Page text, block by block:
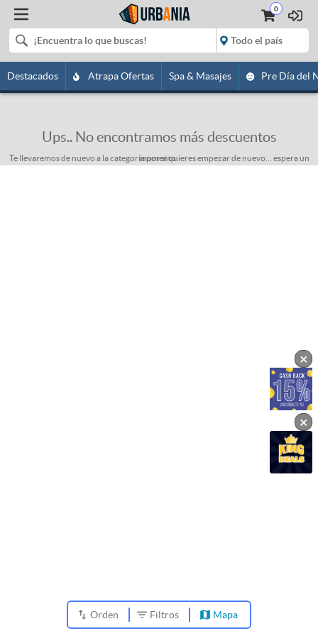
0
Destacados Atrapa Ofertas Spa & Masajes Pre Día del
Ups.. No encontramos más descuentos
Te llevaremos de nuevo a la categoría por si quieres empezar de nuevo... espera un momento.
Orden Filtros Mapa
×
×